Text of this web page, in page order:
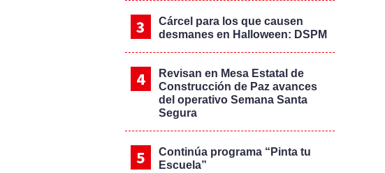
Cárcel para los que causen
desmanes en Halloween: DSPM
Revisan en Mesa Estatal de
Construcción de Paz avances
del operativo Semana Santa
Segura
Continúa programa “Pinta tu
Escuela”